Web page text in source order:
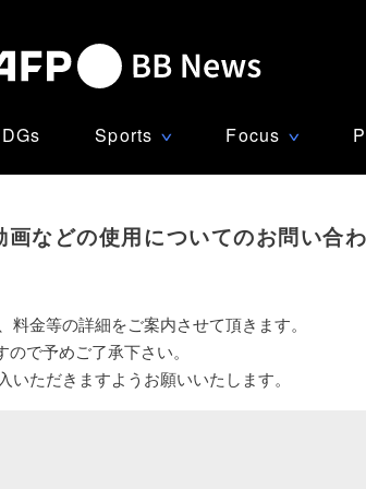
Sports ∨ Focus ∨
画などの使用についてのお問い合
金等の詳細をご案内させて頂きます。
で予めご了承下さい。
ただきますようお願いいたします。